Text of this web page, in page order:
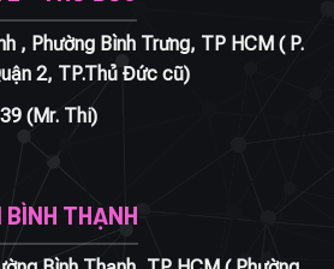
, Phường Bình Trưng, TP HCM ( P.
2, TP.Thủ Đức cũ)
(Mr. Thi)
BÌNH THẠNH